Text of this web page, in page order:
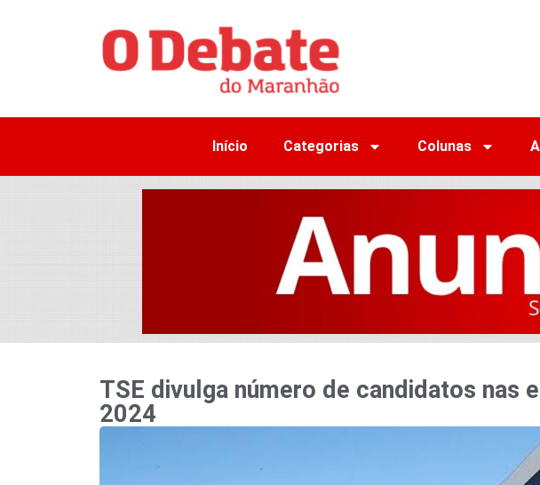
Início Categorias Colunas
TSE divulga número de candidatos nas
2024